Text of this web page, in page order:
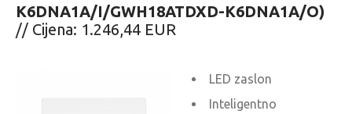
K6DNA1A/I/GWH18ATDXD-K6DNA1A/O)
// Cijena: 1.246,44 EUR
LED zaslon
Inteligentno